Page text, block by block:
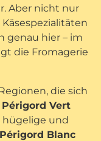
Aber nicht nur
genau hier – im
die Fromagerie
die sich
Périgord Vert
hügelige und
Périgord Blanc